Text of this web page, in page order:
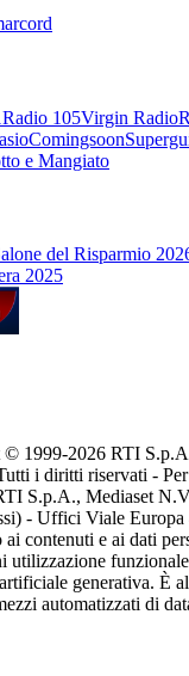
Radio 105Virgin Radio
Comingsoon
e Mangiato
del Risparmio
2025
© 1999-2026 RTI
i diritti riservati -
S.p.A., Mediaset
- Uffici Viale
ai contenuti e ai dati
utilizzazione
generativa. È
automatizzati di